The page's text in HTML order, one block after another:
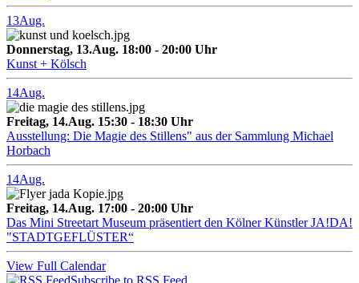
13Aug.
Donnerstag, 13.Aug. 18:00 - 20:00 Uhr
Kunst + Kölsch
14Aug.
Freitag, 14.Aug. 15:30 - 18:30 Uhr
Ausstellung: Die Magie des Stillens" aus der Sammlung Michael
Horbach
14Aug.
Freitag, 14.Aug. 17:00 - 20:00 Uhr
Das Mini Streetart Museum präsentiert den Kölner Künstler JA!DA!
"STADTGEFLÜSTER“
View Full Calendar